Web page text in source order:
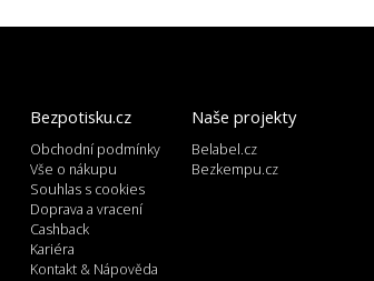
Naše projekty
Belabel.cz
Bezkempu.cz
Bezpotisku.cz
Obchodní podmínky
Vše o nákupu
Souhlas s cookies
Doprava a vracení
Cashback
Kariéra
Kontakt & Nápověda